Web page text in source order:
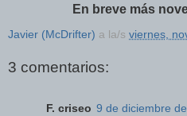
En breve más
Javier (McDrifter) a la/s viernes,
3 comentarios:
F. criseo 9 de diciembre